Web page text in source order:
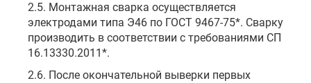
2.5. Монтажная сварка осуществляется
электродами типа Э46 по ГОСТ 9467-75*. Сварку
производить в соответствии с требованиями СП
16.13330.2011*.
2.6. После окончательной выверки первых